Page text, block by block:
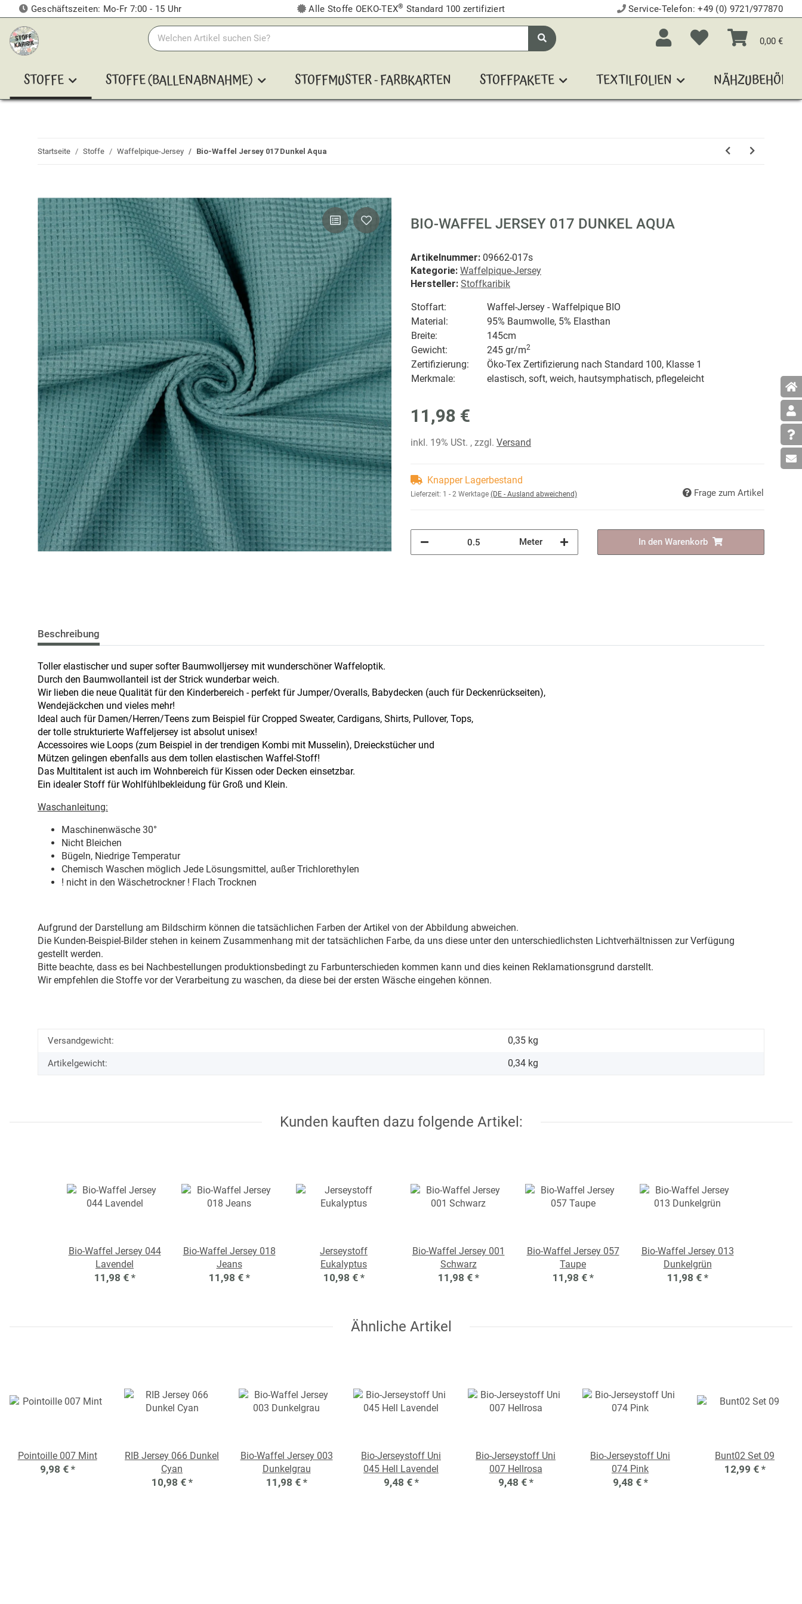
Geschäftszeiten: Mo-Fr 7:00 - 15 Uhr Alle Stoffe OEKO-TEX® Standard 100 zertifiziert Service-Telefon:+49 (0) 9721/977870
0,00 €
STOFFE STOFFE (BALLENABNAHME) STOFFMUSTER - FARBKARTEN STOFFPAKETE TEXTILFOLIEN NÄHZUBEHÖR
Startseite Stoffe Waffelpique-Jersey Bio-Waffel Jersey 017 Dunkel Aqua
BIO-WAFFEL JERSEY 017 DUNKEL AQUA
Artikelnummer: 09662-017s
Kategorie: Waffelpique-Jersey
Hersteller: Stoffkaribik
Stoffart:
Waffel-Jersey - Waffelpique BIO
Material:
95% Baumwolle, 5% Elasthan
Breite:
145cm
Gewicht:
245 gr/m2
Zertifizierung:
Öko-Tex Zertifizierung nach Standard 100, Klasse 1
Merkmale:
elastisch, soft, weich, hautsymphatisch, pflegeleicht
11,98 €
inkl. 19% USt. , zzgl. Versand
Knapper Lagerbestand
Lieferzeit: 1 - 2 Werktage (DE - Ausland abweichend) Frage zum Artikel
Meter In den Warenkorb
Beschreibung
Toller elastischer und super softer Baumwolljersey mit wunderschöner Waffeloptik.
Durch den Baumwollanteil ist der Strick wunderbar weich.
Wir lieben die neue Qualität für den Kinderbereich - perfekt für Jumper/Overalls, Babydecken (auch für Deckenrückseiten),
Wendejäckchen und vieles mehr!
Ideal auch für Damen/Herren/Teens zum Beispiel für Cropped Sweater, Cardigans, Shirts, Pullover, Tops,
der tolle strukturierte Waffeljersey ist absolut unisex!
Accessoires wie Loops (zum Beispiel in der trendigen Kombi mit Musselin), Dreieckstücher und
Mützen gelingen ebenfalls aus dem tollen elastischen Waffel-Stoff!
Das Multitalent ist auch im Wohnbereich für Kissen oder Decken einsetzbar.
Ein idealer Stoff für Wohlfühlbekleidung für Groß und Klein.
Waschanleitung:
Maschinenwäsche 30°
Nicht Bleichen
Bügeln, Niedrige Temperatur
Chemisch Waschen möglich Jede Lösungsmittel, außer Trichlorethylen
! nicht in den Wäschetrockner ! Flach Trocknen
Aufgrund der Darstellung am Bildschirm können die tatsächlichen Farben der Artikel von der Abbildung abweichen.
Die Kunden-Beispiel-Bilder stehen in keinem Zusammenhang mit der tatsächlichen Farbe, da uns diese unter den unterschiedlichsten Lichtverhältnissen zur Verfügung
gestellt werden.
Bitte beachte, dass es bei Nachbestellungen produktionsbedingt zu Farbunterschieden kommen kann und dies keinen Reklamationsgrund darstellt.
Wir empfehlen die Stoffe vor der Verarbeitung zu waschen, da diese bei der ersten Wäsche eingehen können.
Versandgewicht: 0,35 kg
Artikelgewicht: 0,34 kg
Kunden kauften dazu folgende Artikel:
Bio-Waffel Jersey 044
Lavendel
11,98 € *
Bio-Waffel Jersey 018
Jeans
11,98 € *
Jerseystoff
Eukalyptus
10,98 € *
Bio-Waffel Jersey 001
Schwarz
11,98 € *
Bio-Waffel Jersey 057
Taupe
11,98 € *
Bio-Waffel Jersey 013
Dunkelgrün
11,98 € *
Ähnliche Artikel
Pointoille 007 Mint
9,98 € *
RIB Jersey 066 Dunkel
Cyan
10,98 € *
Bio-Waffel Jersey 003
Dunkelgrau
11,98 € *
Bio-Jerseystoff Uni
045 Hell Lavendel
9,48 € *
Bio-Jerseystoff Uni
007 Hellrosa
9,48 € *
Bio-Jerseystoff Uni
074 Pink
9,48 € *
Bunt02 Set 09
12,99 € *